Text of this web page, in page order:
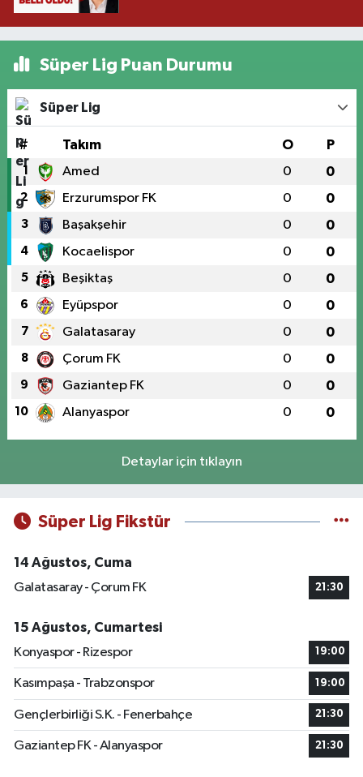
Süper Lig Puan Durumu
Süper Lig
# Takım O P
1 Amed 0 0
2 Erzurumspor FK 0 0
3 Başakşehir 0 0
4 Kocaelispor 0 0
5 Beşiktaş 0 0
6 Eyüpspor 0 0
7 Galatasaray 0 0
8 Çorum FK 0 0
9 Gaziantep FK 0 0
10 Alanyaspor 0 0
Detaylar için tıklayın
Süper Lig Fikstür
14 Ağustos, Cuma
Galatasaray - Çorum FK
21:30
15 Ağustos, Cumartesi
Konyaspor - Rizespor
19:00
Kasımpaşa - Trabzonspor 19:00
Gençlerbirliği S.K. - Fenerbahçe 21:30
Gaziantep FK - Alanyaspor 21:30